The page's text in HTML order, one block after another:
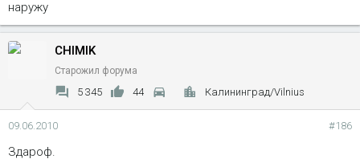
наружу
CHIMIK
Старожил форума
5 345 44 Калининград/Vilnius
09.06.2010 #186
Здароф.